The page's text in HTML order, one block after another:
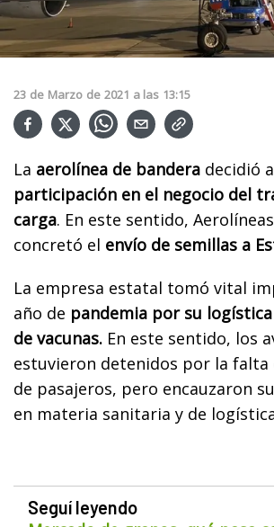
23 de Marzo de 2021 a las 13:15
La aerolínea de bandera decidió
participación en el negocio del
carga. En este sentido,
concretó el envío de semillas a
La empresa estatal tomó vital
año de pandemia por su
de vacunas. En este sentido, los
estuvieron detenidos por la
de pasajeros, pero encauzaron
en materia sanitaria y de
Seguí leyendo